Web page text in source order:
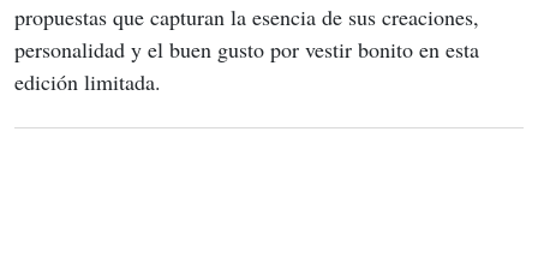
propuestas que capturan la esencia de sus creaciones,
personalidad y el buen gusto por vestir bonito en esta
edición limitada.